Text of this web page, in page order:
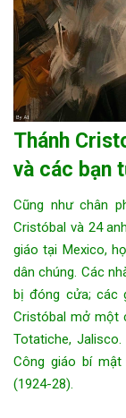
Thánh
và các bạn
Cũng như chân
Cristóbal và 24
giáo tại Mexico,
dân chúng. Các
bị đóng cửa; các
Cristóbal mở một
Totatiche,
Công giáo bí
(1924-28).